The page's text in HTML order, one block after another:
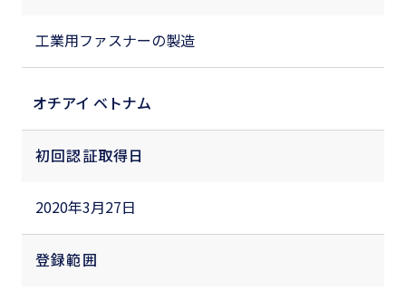
工業用ファスナーの製造
オチアイ ベトナム
初回認証取得日
2020年3月27日
登録範囲